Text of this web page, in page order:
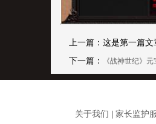
上一篇：这是第一篇文
下一篇：
《战神世纪》
关于我们
家长监护